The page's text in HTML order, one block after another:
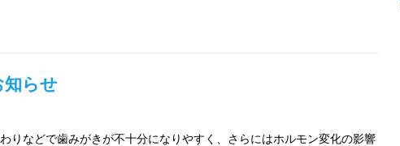
らせ
りなどで歯みがきが不十分になりやすく、さらにはホルモン変化の影響